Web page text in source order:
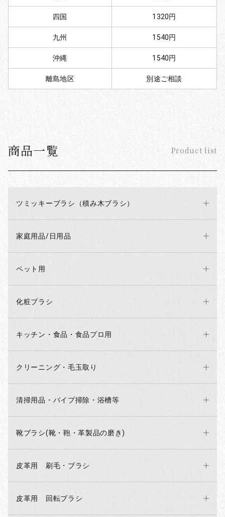
商品一覧 Product list
ツミッキーブラシ（積み木ブラシ）
家庭用品/日用品
ペット用
化粧ブラシ
キッチン・食品・食品プロ用
クリーニング・毛玉取り
清掃用品・パイプ掃除・浴槽等
靴ブラシ(靴・鞄・革製品の磨き)
皮革用 刷毛・ブラシ
皮革用 回転ブラシ
四国 1320円
九州 1540円
沖縄 1540円
離島地区 別途ご相談